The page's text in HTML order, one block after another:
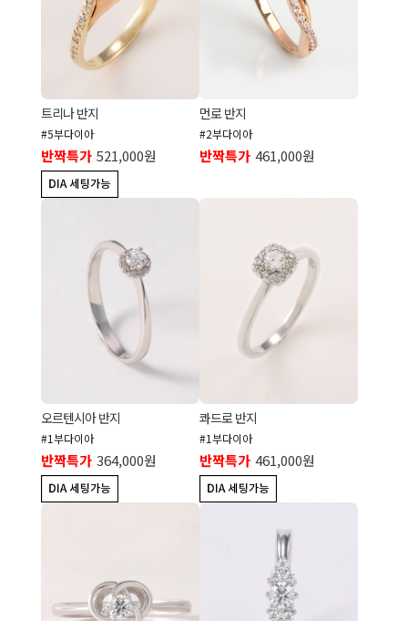
트리나 반지
#5부다이아
반짝특가 521,000원
먼로 반지
#2부다이아
반짝특가 461,000원
오르텐시아 반지
#1부다이아
반짝특가 364,000원
콰드로 반지
#1부다이아
반짝특가 461,000원